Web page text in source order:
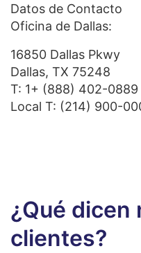
Datos de Contacto
Oficina de Dallas:
16850 Dallas Pkwy
Dallas, TX 75248
T: 1+ (888) 402-0889
Local T: (214) 900-
¿Qué dicen
clientes?